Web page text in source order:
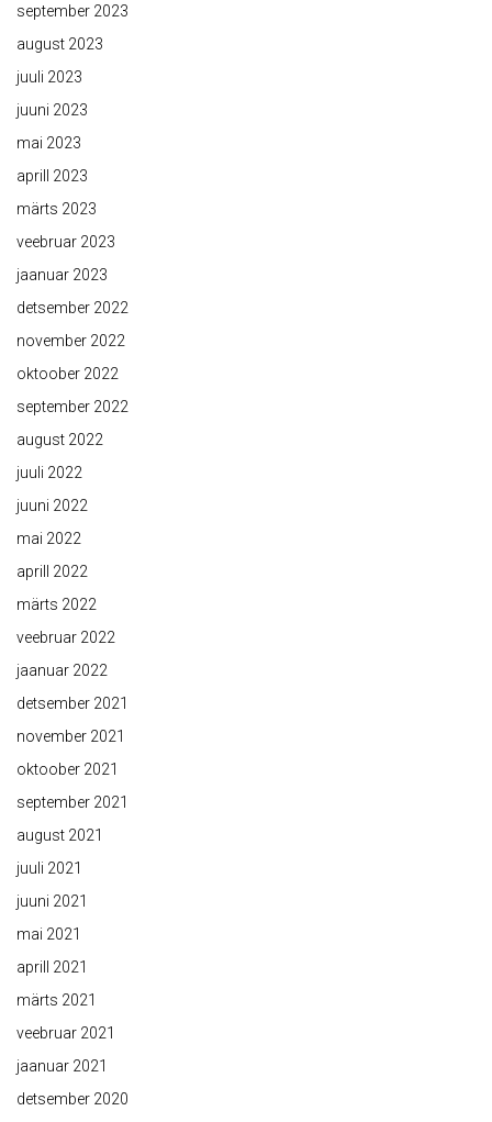
september 2023
august 2023
juuli 2023
juuni 2023
mai 2023
aprill 2023
märts 2023
veebruar 2023
jaanuar 2023
detsember 2022
november 2022
oktoober 2022
september 2022
august 2022
juuli 2022
juuni 2022
mai 2022
aprill 2022
märts 2022
veebruar 2022
jaanuar 2022
detsember 2021
november 2021
oktoober 2021
september 2021
august 2021
juuli 2021
juuni 2021
mai 2021
aprill 2021
märts 2021
veebruar 2021
jaanuar 2021
detsember 2020